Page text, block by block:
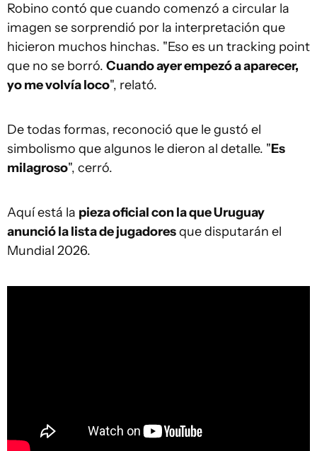
Robino contó que cuando comenzó a circular la
imagen se sorprendió por la interpretación que
hicieron muchos hinchas. "Eso es un tracking point
que no se borró. Cuando ayer empezó a aparecer,
yo me volvía loco", relató.
De todas formas, reconoció que le gustó el
simbolismo que algunos le dieron al detalle. "Es
milagroso", cerró.
Aquí está la pieza oficial con la que Uruguay
anunció la lista de jugadoresque disputarán el
Mundial 2026.